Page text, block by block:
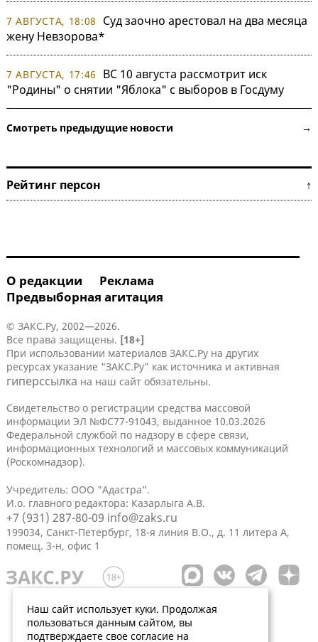
7 АВГУСТА, 18:08
Суд заочно арестовал на два месяца
жену Невзорова*
7 АВГУСТА, 17:46
ВС 10 августа рассмотрит иск
"Родины" о снятии "Яблока" с выборов в Госдуму
Смотреть предыдущие новости →
Рейтинг персон ↑
О редакции
Реклама
Предвыборная агитация
© ЗАКС.Ру, 2002—2026.
Все права защищены. [18+]
При использовании материалов ЗАКС.Ру на других
ресурсах указание "ЗАКС.Ру" как источника и активная
гиперссылка на наш сайт обязательны.
Свидетельство о регистрации средства массовой
информации ЭЛ №ФС77-91043, выданное 10.03.2026
Федеральной службой по надзору в сфере связи,
информационных технологий и массовых коммуникаций
(Роскомнадзор).
Учредитель: ООО "Адастра".
И.о. главного редактора: Казарлыга А.В.
+7 (931) 287-80-09 info@zaks.ru
199034, Санкт-Петербург, 18-я линия В.О., д. 11 литера А,
помещ. 3-н, офис 1
Наш сайт использует куки. Продолжая
пользоваться данным сайтом, вы
подтверждаете свое согласие на